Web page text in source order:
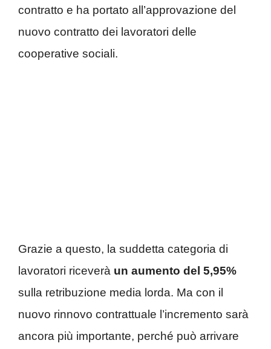
contratto e ha portato all’approvazione del
nuovo contratto dei lavoratori delle
cooperative sociali.
Grazie a questo, la suddetta categoria di
lavoratori riceverà un aumento del 5,95%
sulla retribuzione media lorda. Ma con il
nuovo rinnovo contrattuale l’incremento sarà
ancora più importante, perché può arrivare